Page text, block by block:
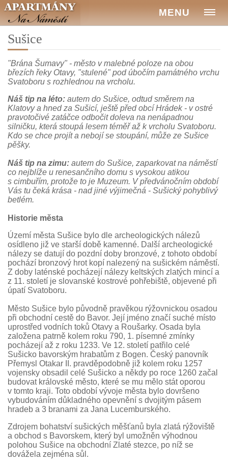
MENU
Sušice
"Brána Šumavy" - město v malebné poloze na obou
březích řeky Otavy, "stulené" pod úbočím památného vrchu
Svatoboru s rozhlednou na vrcholu.
Náš tip na léto: autem do Sušice, odtud směrem na
Klatovy a hned za Sušicí, ještě před obcí Hrádek - v ostré
pravotočivé zatáčce odbočit doleva na nenápadnou
silničku, která stoupá lesem téměř až k vrcholu Svatoboru.
Kdo se chce projít a nebojí se stoupání, může ze Sušice
pěšky.
Náš tip na zimu: autem do Sušice, zaparkovat na náměstí
co nejblíže u renesančního domu s vysokou atikou
s cimbuřím, protože to je Muzeum. V předvánočním období
Vás tu čeká krása - nad jiné výjimečná - Sušický pohyblivý
betlém.
Historie města
Území města Sušice bylo dle archeologických nálezů
osídleno již ve starší době kamenné. Další archeologické
nálezy se datují do pozdní doby bronzové, z tohoto období
pochází bronzový hrot kopí nalezený na sušickém náměstí.
Z doby laténské pocházejí nálezy keltských zlatých mincí a
z 11. století je slovanské kostrové pohřebiště, objevené při
úpatí Svatoboru.
Město Sušice bylo původně pravěkou rýžovnickou osadou
při obchodní cestě do Bavor. Její jméno značí suché místo
uprostřed vodních toků Otavy a Roušarky. Osada byla
založena patrně kolem roku 790, 1. písemné zmínky
pocházejí až z roku 1233. Ve 12. století patřilo celé
Sušicko bavorským hrabatům z Bogen. Český panovník
Přemysl Otakar II. pravděpodobně již kolem roku 1257
vojensky obsadil celé Sušicko a někdy po roce 1260 začal
budovat královské město, které se mu mělo stát oporou
v tomto kraji. Toto období vývoje města bylo dovršeno
vybudováním důkladného opevnění s dvojitým pásem
hradeb a 3 branami za Jana Lucemburského.
Zdrojem bohatství sušických měšťanů byla zlatá rýžoviště
a obchod s Bavorskem, který byl umožněn výhodnou
polohou Sušice na obchodní Zlaté stezce, po níž se
dovážela zejména sůl.